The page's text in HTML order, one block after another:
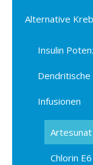
Alternative
Insulin
Infusionen
Artesunat
Chlorin E6